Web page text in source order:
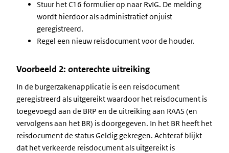
Stuur het C16 formulier op naar RvIG. De melding
wordt hierdoor als administratief onjuist
geregistreerd.
Regel een nieuw reisdocument voor de houder.
Voorbeeld 2: onterechte uitreiking
In de burgerzakenapplicatie is een reisdocument
geregistreerd als uitgereikt waardoor het reisdocument is
toegevoegd aan de BRP en de uitreiking aan RAAS (en
vervolgens aan het BR) is doorgegeven. In het BR heeft het
reisdocument de status Geldig gekregen. Achteraf blijkt
dat het verkeerde reisdocument als uitgereikt is